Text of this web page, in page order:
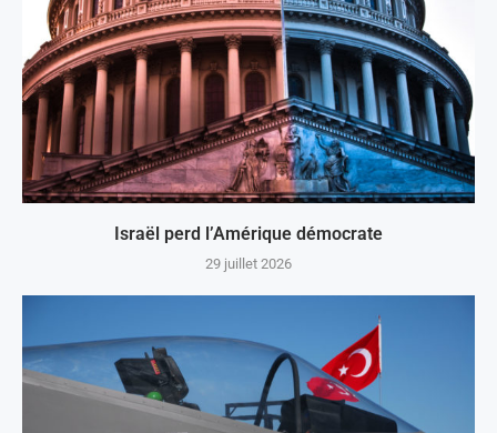
Israël perd l’Amérique démocrate
29 juillet 2026